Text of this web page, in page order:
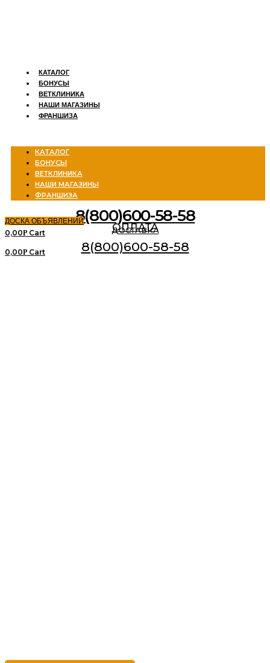
КАТАЛОГ
БОНУСЫ
ВЕТКЛИНИКА
НАШИ МАГАЗИНЫ
ФРАНШИЗА
КАТАЛОГ
БОНУСЫ
ВЕТКЛИНИКА
НАШИ МАГАЗИНЫ
ФРАНШИЗА
8(800)600-58-58
ДОСКА ОБЪЯВЛЕНИЙ
ДОСТАВКА
ОПЛАТА
0,00Р Cart
8(800)600-58-58
0,00Р Cart